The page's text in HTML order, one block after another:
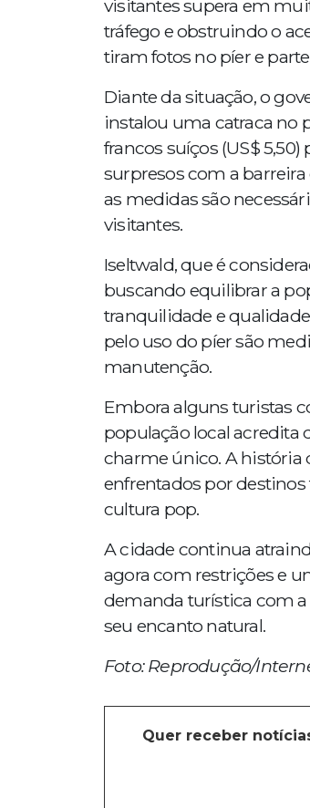
visitantes supera em
tráfego e obstruindo o
tiram fotos no píer e
Diante da situação, o
instalou uma catraca no
francos suíços (US$
surpresos com a
as medidas são
visitantes.
Iseltwald, que é
buscando equilibrar a
tranquilidade e
pelo uso do píer são
manutenção.
Embora alguns turistas
população local acredita
charme único. A história
enfrentados por
cultura pop.
A cidade continua
agora com restrições e
demanda turística com a
seu encanto natural.
Foto: Reprodução/
Quer receber